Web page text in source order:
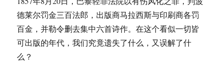
德莱尔罚金三百法郎，出版商马拉西斯与印刷商各罚
百金，并勒令删去集中六首诗作。在这个看似一切皆
可出版的年代，我们究竟遗失了什么，又误解了什
么？